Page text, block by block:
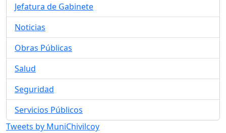
Jefatura de Gabinete
Noticias
Obras Públicas
Salud
Seguridad
Servicios Públicos
Tweets by MuniChivilcoy